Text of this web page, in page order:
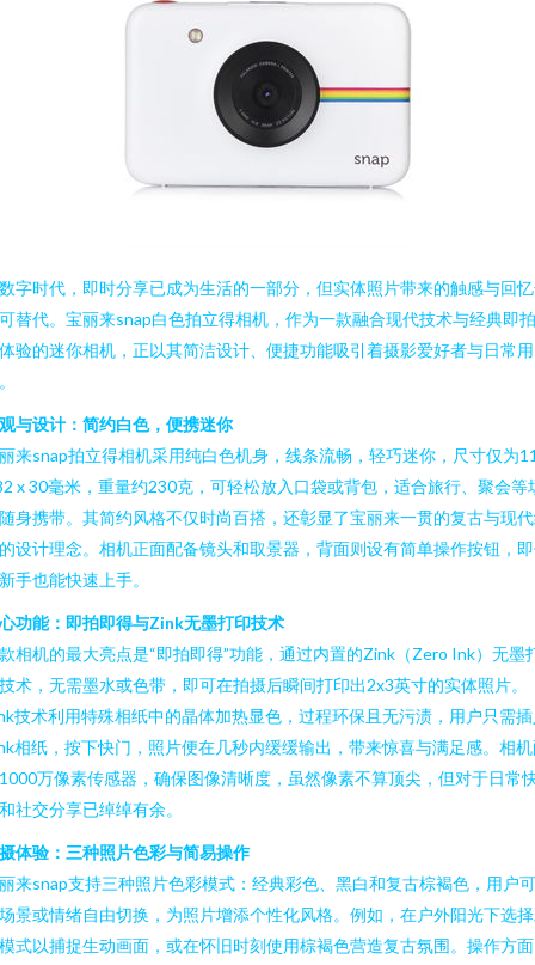
字时代，即时分享已成为生活的一部分，但实体照片带来的触感与回
替代。宝丽来snap白色拍立得相机，作为一款融合现代技术与经典即
验的迷你相机，正以其简洁设计、便捷功能吸引着摄影爱好者与日常用
与设计：简约白色，便携迷你
来snap拍立得相机采用纯白色机身，线条流畅，轻巧迷你，尺寸仅为
x 30毫米，重量约230克，可轻松放入口袋或背包，适合旅行、聚会等
身携带。其简约风格不仅时尚百搭，还彰显了宝丽来一贯的复古与现
设计理念。相机正面配备镜头和取景器，背面则设有简单操作按钮，
手也能快速上手。
功能：即拍即得与Zink无墨打印技术
相机的最大亮点是“即拍即得”功能，通过内置的Zink（Zero Ink）无墨
术，无需墨水或色带，即可在拍摄后瞬间打印出2x3英寸的实体照片。
技术利用特殊相纸中的晶体加热显色，过程环保且无污渍，用户只需
相纸，按下快门，照片便在几秒内缓缓输出，带来惊喜与满足感。相
万像素传感器，确保图像清晰度，虽然像素不算顶尖，但对于日常
社交分享已绰绰有余。
体验：三种照片色彩与简易操作
来snap支持三种照片色彩模式：经典彩色、黑白和复古棕褐色，用户
景或情绪自由切换，为照片增添个性化风格。例如，在户外阳光下选
式以捕捉生动画面，或在怀旧时刻使用棕褐色营造复古氛围。操作方